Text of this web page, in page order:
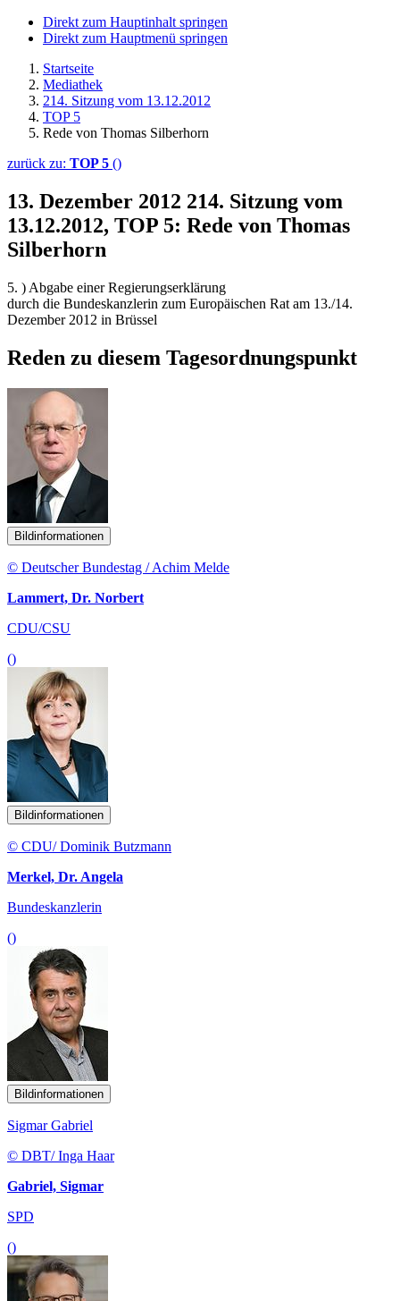
Direkt zum Hauptinhalt springen
Direkt zum Hauptmenü springen
Startseite
Mediathek
214. Sitzung vom 13.12.2012
TOP 5
Rede von Thomas Silberhorn
zurück zu: TOP 5 ()
13. Dezember 2012 214. Sitzung vom
13.12.2012, TOP 5: Rede von Thomas
Silberhorn
5. ) Abgabe einer Regierungserklärung
durch die Bundeskanzlerin zum Europäischen Rat am 13./14.
Dezember 2012 in Brüssel
Reden zu diesem Tagesordnungspunkt
Bildinformationen
© Deutscher Bundestag / Achim Melde
Lammert, Dr. Norbert
CDU/CSU
()
Bildinformationen
© CDU/ Dominik Butzmann
Merkel, Dr. Angela
Bundeskanzlerin
()
Bildinformationen
Sigmar Gabriel
© DBT/ Inga Haar
Gabriel, Sigmar
SPD
()